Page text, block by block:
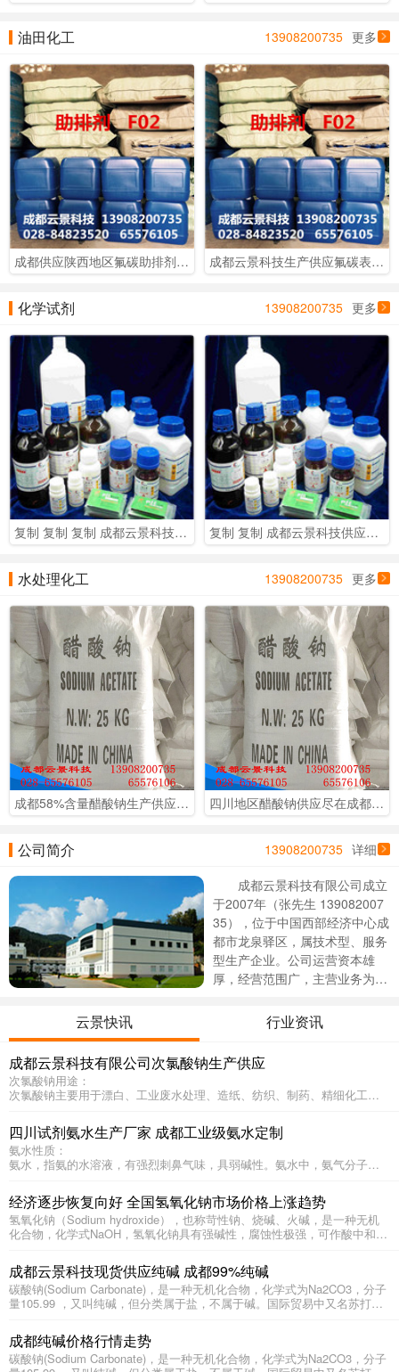
油田化工 更多
13908200735
成都供应陕西地区氟碳助排剂 四川地区现货供应油田助排剂 成都云景科技生产供应氟碳表活剂 供应新疆地区油田化工
化学试剂 更多
13908200735
复制 复制 复制 成都云景科技供应各类化学试剂及实验室用品 复制 复制 成都云景科技供应各类化学试剂及实验室用品
水处理化工 更多
13908200735
成都58%含量醋酸钠生产供应 成都云景厂价销售 四川地区醋酸钠供应尽在成都云景科技 库房现货供应 厂价直销
公司简介 详细
13908200735
成都云景科技有限公司成立
于2007年（张先生 139082007
35），位于中国西部经济中心成
都市龙泉驿区，属技术型、服务
型生产企业。公司运营资本雄
厚，经营范围广，主营业务为日
生产加工及销售，同时还涉及经
营常规化工原料、化工产品、化
学试剂、功能性表活剂等。公司
现有员工32人，其中技术人才1
2人。
和油田化学品的开发、生产加工
及销售：氨水、稀硝酸、次氯酸
钠、聚合氯化铝、聚丙烯酰胺、
除磷剂、聚合硫酸铁、冰醋酸、
甲酸、氨基磺酸、亚硫酸氢钠、
粉、醋酸钠、双氧水、盐酸、硫
钠、稀硫酸、醋酸钠、醋酸、聚
剂、聚合硫酸铁、漂白粉、亚硫
酸氢钠等 ...
云景快讯
行业资讯
成都云景科技有限公司次氯酸钠生产供应
次氯酸钠用途：
次氯酸钠主要用于漂白、工业废水处理、造纸、纺织、制药、精细化工、
1、用于纸浆、纺织品（如布匹、毛巾、汗衫等）、化学纤维和淀粉的漂
白；
2、制皂工业用作油脂的漂白剂；
3、化学工业用于生产水合肼、单氯胺、双氯胺；
5、水处理中用作净水剂、杀菌剂、消毒剂；
6、染料工业用于制造硫化宝蓝；
7、有机工业用于制造氯化苦，电石水合制乙炔的清净剂；
8、农业和畜牧业用作蔬菜、水果、饲养场和畜舍等的消毒剂和去臭剂；
的杀菌消毒，但是不可以用于以芝麻为原料的食品生产过程。
四川试剂氨水生产厂家 成都工业级氨水定制
氨水性质：
氨水，指氨的水溶液，有强烈刺鼻气味，具弱碱性。氨水中，氨气分子发
当，只是对氨水溶液中的离子的描述，并无法从溶液中分离出来。氨在水
中的电离可以表示为：反应平衡常数Kb=1.8×105。1mol/L氨水的pH值为1
1.63，大约有0.42%的NH3变为NH4.氨水是实验室中氨的常用来源。它可与
含铜离子的溶液作用生成深蓝色的配合物，也可用于配置银氨溶液等分析
经济逐步恢复向好 全国氢氧化钠市场价格上涨趋势
氢氧化钠（Sodium hydroxide），也称苛性钠、烧碱、火碱，是一种无机
化合物，化学式NaOH，氢氧化钠具有强碱性，腐蚀性极强，可作酸中和
剂等，用途非常广泛。
成都云景科技现货供应纯碱 成都99%纯碱
碳酸钠(Sodium Carbonate)，是一种无机化合物，化学式为Na2CO3，分子
量105.99 ，又叫纯碱，但分类属于盐，不属于碱。国际贸易中又名苏打或
瓷釉的生产。还广泛用于生活洗涤、酸类中和以及食品加工等。
成都纯碱价格行情走势
碳酸钠(Sodium Carbonate)，是一种无机化合物，化学式为Na2CO3，分子